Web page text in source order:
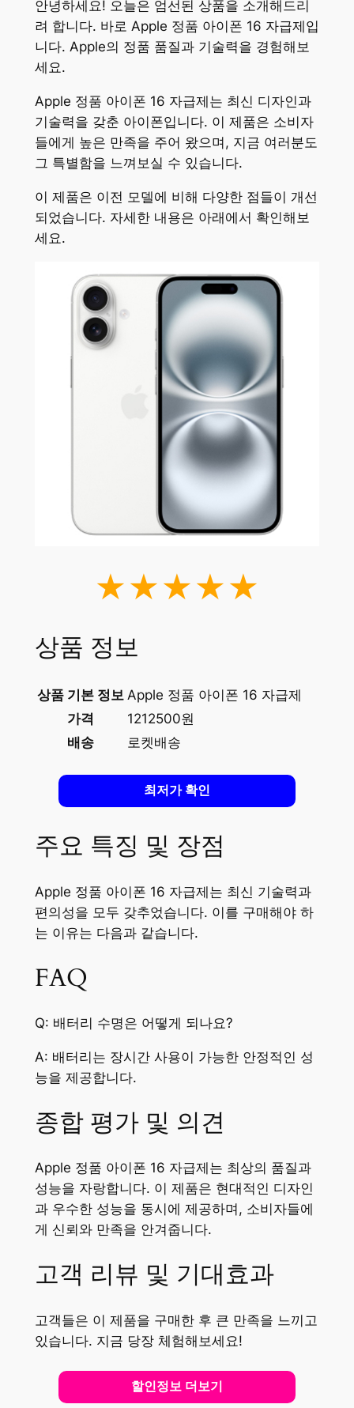
안녕하세요! 오늘은 엄선된 상품을 소개해드리
려 합니다. 바로 Apple 정품 아이폰 16 자급제입
니다. Apple의 정품 품질과 기술력을 경험해보
세요.
Apple 정품 아이폰 16 자급제는 최신 디자인과
기술력을 갖춘 아이폰입니다. 이 제품은 소비자
들에게 높은 만족을 주어 왔으며, 지금 여러분도
그 특별함을 느껴보실 수 있습니다.
이 제품은 이전 모델에 비해 다양한 점들이 개선
되었습니다. 자세한 내용은 아래에서 확인해보
세요.
★★★★★
상품 정보
상품 기본 정보 Apple 정품 아이폰 16 자급제
가격
1212500원
배송
로켓배송
최저가 확인
주요 특징 및 장점
Apple 정품 아이폰 16 자급제는 최신 기술력과
편의성을 모두 갖추었습니다. 이를 구매해야 하
는 이유는 다음과 같습니다.
FAQ
Q: 배터리 수명은 어떻게 되나요?
A: 배터리는 장시간 사용이 가능한 안정적인 성
능을 제공합니다.
종합 평가 및 의견
Apple 정품 아이폰 16 자급제는 최상의 품질과
성능을 자랑합니다. 이 제품은 현대적인 디자인
과 우수한 성능을 동시에 제공하며, 소비자들에
게 신뢰와 만족을 안겨줍니다.
고객 리뷰 및 기대효과
고객들은 이 제품을 구매한 후 큰 만족을 느끼고
있습니다. 지금 당장 체험해보세요!
할인정보 더보기